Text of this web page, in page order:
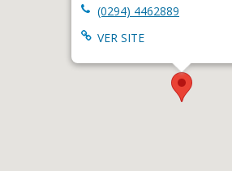
(0294) 4462889
VER SITE